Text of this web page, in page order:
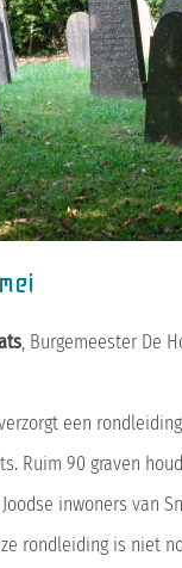
, Burgemeester De
een
Ruim 90 graven
inwoners van
rondleiding is niet